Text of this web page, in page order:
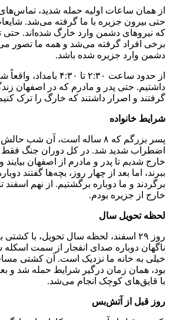
از همان ساعات اولیه حمله شدید،
حتی بیرون جزیره با ما گرفته می‌شد.
که نیروهای دشمن وارد خارگ شده‌اند. حتی
برخی افراد گرفته می‌شد و همه ما تصور
دشمن وارد جزیره شده باشد.
از حدود ساعت ۲:۳۰ تا
داشتیم. حتی پدر و مادرم که در اصفهان
گرفتند و اصرار داشتند که خارگ را ترک
شرایط خانواده‌
پسر بزرگم که ۸ ساله است، آن شب
اضطراب شدید شد. در کل دوران جنگ فقط
خارج شدیم تا پدر و مادرم از اصفهان بیایند
ببرند، اما بعد از چهار روز، بچه‌ها گفتند
برگردند و ما دوباره برگشتیم. از نهم اسفند
خارج از جزیره بودم.
لحظه تحویل سال
روز ۲۹ اسفند، لحظه سال تحویل، با
ناگهان دوباره صدای انفجار از سمت
خیلی به خانه ما نزدیک است. آن کشتی
بود، همان زمان درگیر شرایط حمله شد و
با قایق‌های کوچک انجام می‌شد.
روز قبل از آتش‌بس